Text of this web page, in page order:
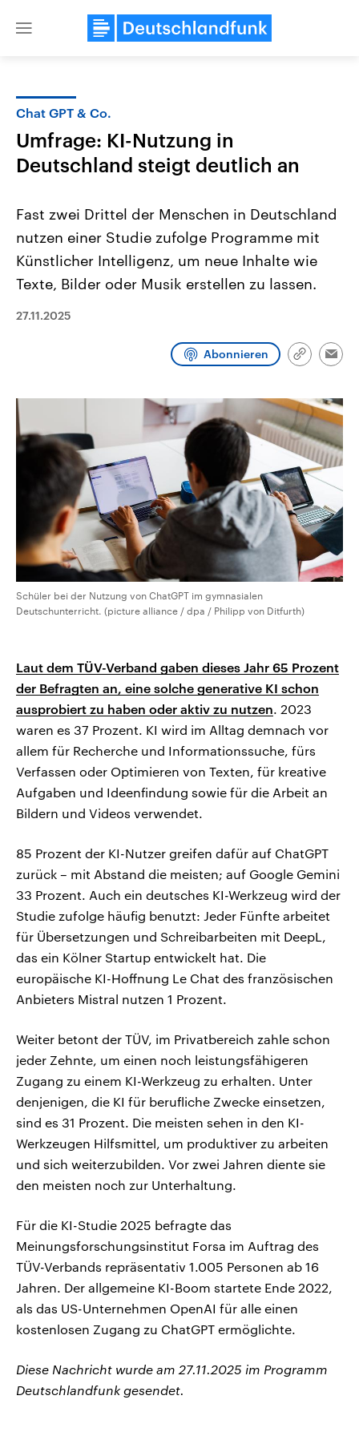
Close
Landtagswahl Sachsen-Anhalt
2026
Sachsen-Anhalt wählt am 6.
Bundesland von einer Koalition aus
und Hintergründe zu den Parteien
und Kandidaten der anstehenden
Wahl.
USA
Aktuelle Beiträge,
den mächtigsten Ländern
mit großem Einfluss auf
aktuelle Weltgeschehen.
Programm Podcasts
Audio-Archiv
Chat GPT & Co.
Umfrage: KI-Nutzung in
Deutschland steigt deutlich an
Fast zwei Drittel der Menschen in Deutschland
nutzen einer Studie zufolge Programme mit
Künstlicher Intelligenz, um neue Inhalte wie
Texte, Bilder oder Musik erstellen zu lassen.
27.11.2025
Abonnieren
Link
Schüler bei der Nutzung von ChatGPT im gymnasialen
Deutschunterricht. (picture alliance / dpa / Philipp von Ditfurth)
Laut dem TÜV-Verband gaben dieses Jahr 65 Prozent
der Befragten an, eine solche generative KI schon
ausprobiert zu haben oder aktiv zu nutzen. 2023
waren es 37 Prozent. KI wird im Alltag demnach vor
allem für Recherche und Informationssuche, fürs
Verfassen oder Optimieren von Texten, für kreative
Aufgaben und Ideenfindung sowie für die Arbeit an
Bildern und Videos verwendet.
85 Prozent der KI-Nutzer greifen dafür auf ChatGPT
zurück – mit Abstand die meisten; auf Google Gemini
33 Prozent. Auch ein deutsches KI-Werkzeug wird der
Studie zufolge häufig benutzt: Jeder Fünfte arbeitet
für Übersetzungen und Schreibarbeiten mit DeepL,
das ein Kölner Startup entwickelt hat. Die
europäische KI-Hoffnung Le Chat des französischen
Anbieters Mistral nutzen 1 Prozent.
Weiter betont der TÜV, im Privatbereich zahle schon
jeder Zehnte, um einen noch leistungsfähigeren
Zugang zu einem KI-Werkzeug zu erhalten. Unter
denjenigen, die KI für berufliche Zwecke einsetzen,
sind es 31 Prozent. Die meisten sehen in den KI-
Werkzeugen Hilfsmittel, um produktiver zu arbeiten
und sich weiterzubilden. Vor zwei Jahren diente sie
den meisten noch zur Unterhaltung.
Für die KI-Studie 2025 befragte das
Meinungsforschungsinstitut Forsa im Auftrag des
TÜV-Verbands repräsentativ 1.005 Personen ab 16
Jahren. Der allgemeine KI-Boom startete Ende 2022,
als das US-Unternehmen OpenAI für alle einen
kostenlosen Zugang zu ChatGPT ermöglichte.
Diese Nachricht wurde am 27.11.2025 im Programm
Deutschlandfunk gesendet.